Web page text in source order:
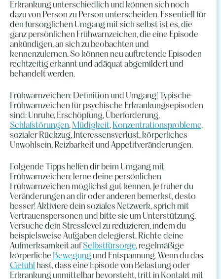
Erkrankung unterschiedlich und können sich noch
dazu von Person zu Person unterscheiden. Essentiell für
den fürsorglichen Umgang mit sich selbst ist es, die
ganz persönlichen Frühwarnzeichen, die eine Episode
ankündigen, an sich zu beobachten und
kennenzulernen. So können neu auftretende Episoden
rechtzeitig erkannt und adäquat abgemildert und
behandelt werden.
Frühwarnzeichen: Definition und Umgang! Typische
Frühwarnzeichen für psychische Erkrankungsepisoden
sind: Unruhe, Erschöpfung, Überforderung,
Schlafstörungen, Müdigkeit, Konzentrationsprobleme,
sozialer Rückzug, Interessensverlust, körperliches
Unwohlsein, Reizbarkeit und Appetitveränderungen.
Folgende Tipps helfen dir beim Umgang mit
Frühwarnzeichen: lerne deine persönlichen
Frühwarnzeichen möglichst gut kennen. Je früher du
Veränderungen an dir oder anderen bemerkst, desto
besser! Aktiviere dein soziales Netzwerk, sprich mit
Vertrauenspersonen und bitte sie um Unterstützung.
Versuche dein Stresslevel zu reduzieren, indem du
beispielsweise Aufgaben delegierst. Richte deine
Aufmerksamkeit aufSelbstfürsorge, regelmäßige
körperliche Bewegung und Entspannung. Wenn du das
Gefühl hast, dass eine Episode von Belastung oder
Erkrankung unmittelbar bevorsteht, tritt in Kontakt mit